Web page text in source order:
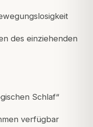
des einziehenden
Schlaf“
verfügbar